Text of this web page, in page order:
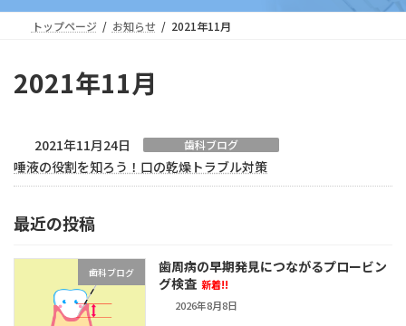
プ
動
トップページ お知らせ 2021年11月
2021年11月
2021年11月24日 歯科ブログ
唾液の役割を知ろう！口の乾燥トラブル対策
最近の投稿
歯科ブログ
歯周病の早期発見につながるプロービン
グ検査 新着!!
2026年8月8日